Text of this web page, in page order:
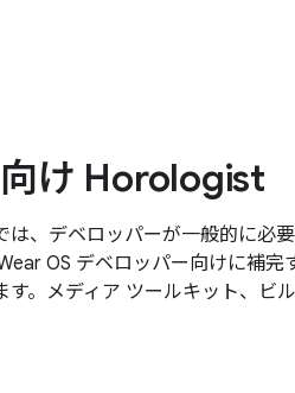
け Horologist
は、デベロッパーが一般的に必
OS デベロッパー向けに補
す。メディア ツールキット、ビ